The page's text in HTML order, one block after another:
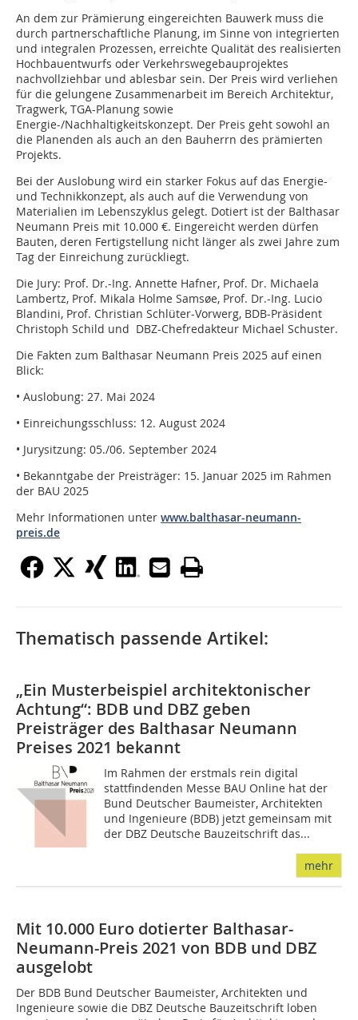
An dem zur Prämierung eingereichten Bauwerk muss die
durch partnerschaftliche Planung, im Sinne von integrierten
und integralen Prozessen, erreichte Qualität des realisierten
Hochbauentwurfs oder Verkehrswegebauprojektes
nachvollziehbar und ablesbar sein. Der Preis wird verliehen
für die gelungene Zusammenarbeit im Bereich Architektur,
Tragwerk, TGA-Planung sowie
Energie-/Nachhaltigkeitskonzept. Der Preis geht sowohl an
die Planenden als auch an den Bauherrn des prämierten
Projekts.
Bei der Auslobung wird ein starker Fokus auf das Energie-
und Technikkonzept, als auch auf die Verwendung von
Materialien im Lebenszyklus gelegt. Dotiert ist der Balthasar
Neumann Preis mit 10.000 €. Eingereicht werden dürfen
Bauten, deren Fertigstellung nicht länger als zwei Jahre zum
Tag der Einreichung zurückliegt.
Die Jury: Prof. Dr.-Ing. Annette Hafner, Prof. Dr. Michaela
Lambertz, Prof. Mikala Holme Samsøe, Prof. Dr.-Ing. Lucio
Blandini, Prof. Christian Schlüter-Vorwerg, BDB-Präsident
Christoph Schild und DBZ-Chefredakteur Michael Schuster.
Die Fakten zum Balthasar Neumann Preis 2025 auf einen
Blick:
• Auslobung: 27. Mai 2024
• Einreichungsschluss: 12. August 2024
• Jurysitzung: 05./06. September 2024
• Bekanntgabe der Preisträger: 15. Januar 2025 im Rahmen
der BAU 2025
Mehr Informationen unter www.balthasar-neumann-
preis.de
Thematisch passende Artikel:
„Ein Musterbeispiel architektonischer
Achtung“: BDB und DBZ geben
Preisträger des Balthasar Neumann
Preises 2021 bekannt
Im Rahmen der erstmals rein digital
stattfindenden Messe BAU Online hat der
Bund Deutscher Baumeister, Architekten
und Ingenieure (BDB) jetzt gemeinsam mit
der DBZ Deutsche Bauzeitschrift das...
mehr
Mit 10.000 Euro dotierter Balthasar-
Neumann-Preis 2021 von BDB und DBZ
ausgelobt
Der BDB Bund Deutscher Baumeister, Architekten und
Ingenieure sowie die DBZ Deutsche Bauzeitschrift loben